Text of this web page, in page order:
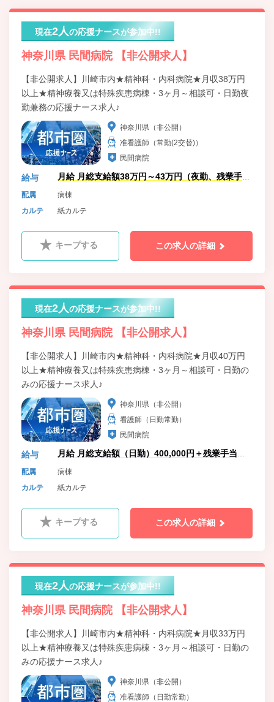
現在2人の応援ナースが参加中!!
神奈川県 民間病院 【非公開求人】
【非公開求人】川崎市内★精神科・内科病院★月収38万円
以上★精神療養又は特殊疾患病棟・3ヶ月～相談可・日勤夜
勤兼務の応援ナース求人♪
神奈川県（非公開）
准看護師（常勤(2交替)）
民間病院
給与
月給 月総支給額38万円～43万円（夜勤、残業手当
含む）
配属
病棟
カルテ
紙カルテ
キープする この求人の詳細
現在2人の応援ナースが参加中!!
神奈川県 民間病院 【非公開求人】
【非公開求人】川崎市内★精神科・内科病院★月収40万円
以上★精神療養又は特殊疾患病棟・3ヶ月～相談可・日勤の
みの応援ナース求人♪
神奈川県（非公開）
看護師（日勤常勤）
民間病院
給与
月給 月総支給額（日勤）400,000円＋残業手当加
算(日勤のみのため)
配属
病棟
カルテ
紙カルテ
キープする この求人の詳細
現在2人の応援ナースが参加中!!
神奈川県 民間病院 【非公開求人】
【非公開求人】川崎市内★精神科・内科病院★月収33万円
以上★精神療養又は特殊疾患病棟・3ヶ月～相談可・日勤の
みの応援ナース求人♪
神奈川県（非公開）
准看護師（日勤常勤）